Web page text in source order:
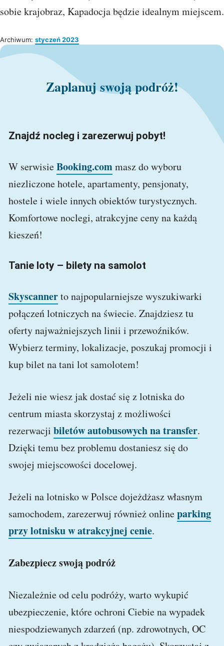
sobie krajobraz, Kapadocja będzie idealnym miejscem.
Archiwum: styczeń 2023
Zaplanuj swoją podróż!
Znajdź nocleg i zarezerwuj pobyt!
W serwisieBooking.commasz do wyboru
niezliczone hotele, apartamenty, pensjonaty,
hostele i wiele innych obiektów turystycznych.
Komfortowe noclegi, atrakcyjne ceny na każdą
kieszeń!
Tanie loty – bilety na samolot
Skyscannerto najpopularniejsze wyszukiwarki
połączeń lotniczych na świecie. Znajdziesz tu
oferty najważniejszych linii i przewoźników.
Wybierz terminy, lokalizacje, poszukaj promocji i
kup bilet na tani lot samolotem!
Jeżeli nie wiesz jak dostać się z lotniska do
centrum miasta skorzystaj z możliwości
rezerwacji biletów autobusowych na transfer.
Dzięki temu bez problemu dostaniesz się do
swojej miejscowości docelowej.
Jeżeli na lotnisko w Polsce dojeżdżasz własnym
samochodem, zarezerwuj również onlineparking
przy lotnisku w atrakcyjnej cenie.
Zabezpiecz swoją podróż
Niezależnie od celu podróży, warto wykupić
ubezpieczenie, które ochroni Ciebie na wypadek
niespodziewanych zdarzeń (np. zdrowotnych, OC